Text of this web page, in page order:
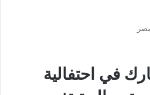
في احتفالية